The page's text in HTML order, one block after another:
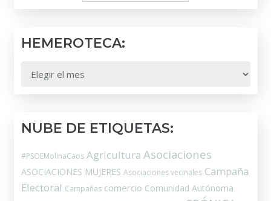
HEMEROTECA:
HEMEROTECA:
NUBE DE ETIQUETAS:
#PSOEMolinaCaos Agricultura Asociaciones
ASOCIACIONES MUJERES Asociaciones vecinales Campaña
Electoral Campañas comercio Comunidad Autónoma